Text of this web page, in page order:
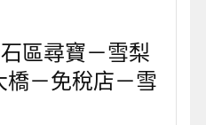
區尋寶－雪梨
－免稅店－雪